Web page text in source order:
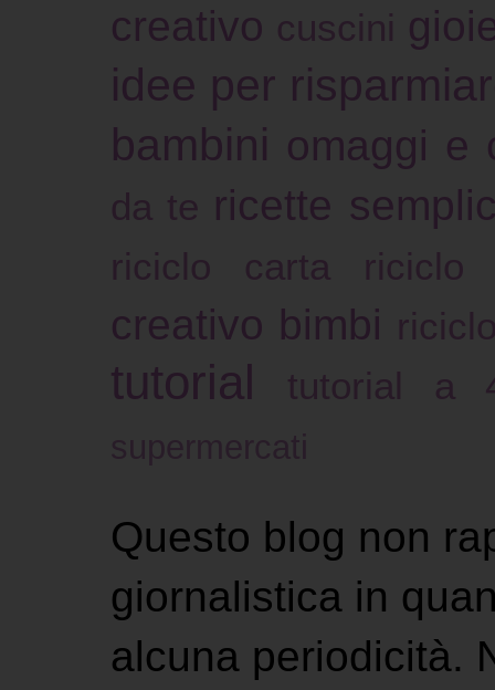
creativo cuscini
idee per
bambini omaggi e
da te ricette
riciclo carta riciclo
creativo bimbi
tutorial tutorial a
Questo blog non
giornalistica in
alcuna periodicità.